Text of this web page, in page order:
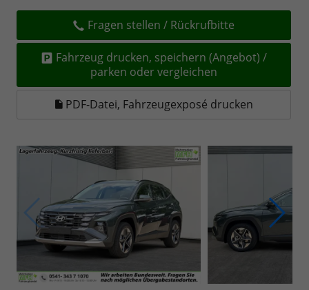
Fragen stellen / Rückrufbitte
Fahrzeug drucken, speichern (Angebot) /
parken oder vergleichen
PDF-Datei, Fahrzeugexposé drucken